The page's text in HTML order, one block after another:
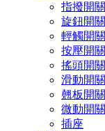
指撥開關
旋鈕開關
輕觸開關
按壓開關
搖頭開關
滑動開關
翹板開關
微動開關
插座